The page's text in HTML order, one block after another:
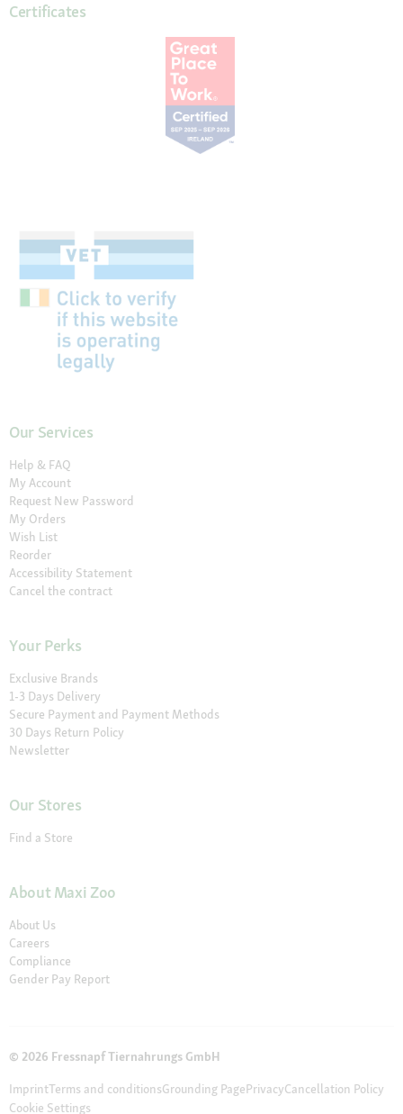
Certificates
Our Services
Help & FAQ
My Account
Request New Password
My Orders
Wish List
Reorder
Accessibility Statement
Cancel the contract
Your Perks
Exclusive Brands
1-3 Days Delivery
Secure Payment and Payment Methods
30 Days Return Policy
Newsletter
Our Stores
Find a Store
About Maxi Zoo
About Us
Careers
Compliance
Gender Pay Report
© 2026 Fressnapf Tiernahrungs GmbH
ImprintTerms and conditionsGrounding PagePrivacyCancellation Policy
Cookie Settings